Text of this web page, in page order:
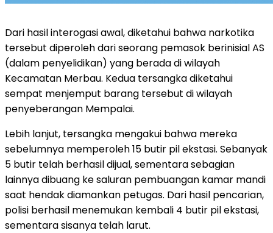
Dari hasil interogasi awal, diketahui bahwa narkotika
tersebut diperoleh dari seorang pemasok berinisial AS
(dalam penyelidikan) yang berada di wilayah
Kecamatan Merbau. Kedua tersangka diketahui
sempat menjemput barang tersebut di wilayah
penyeberangan Mempalai.
Lebih lanjut, tersangka mengakui bahwa mereka
sebelumnya memperoleh 15 butir pil ekstasi. Sebanyak
5 butir telah berhasil dijual, sementara sebagian
lainnya dibuang ke saluran pembuangan kamar mandi
saat hendak diamankan petugas. Dari hasil pencarian,
polisi berhasil menemukan kembali 4 butir pil ekstasi,
sementara sisanya telah larut.